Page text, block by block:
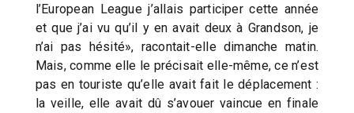
l’European League j’allais participer cette année
et que j’ai vu qu’il y en avait deux à Grandson, je
n’ai pas hésité», racontait-elle dimanche matin.
Mais, comme elle le précisait elle-même, ce n’est
pas en touriste qu’elle avait fait le déplacement :
la veille, elle avait dû s’avouer vaincue en finale